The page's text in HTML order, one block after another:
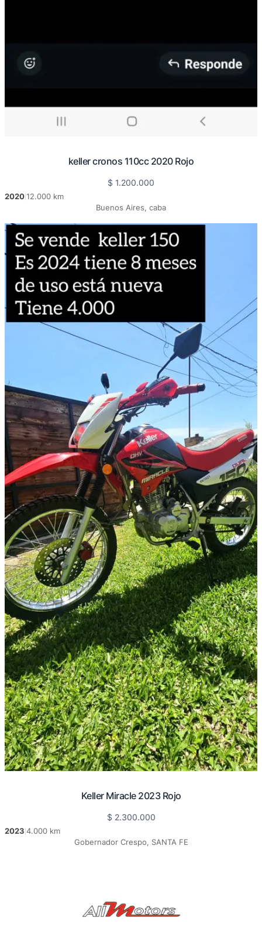
keller cronos 110cc 2020 Rojo
$ 1.200.000
202012.000 km
Buenos Aires, caba
Keller Miracle 2023 Rojo
$ 2.300.000
2023 4.000 km
Gobernador Crespo, SANTA FE